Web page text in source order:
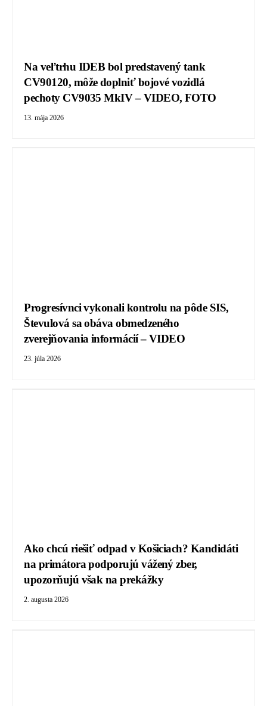
Na veľtrhu IDEB bol predstavený tank
CV90120, môže doplniť bojové vozidlá
pechoty CV9035 MkIV – VIDEO, FOTO
13. mája 2026
Progresívnci vykonali kontrolu na pôde SIS,
Števulová sa obáva obmedzeného
zverejňovania informácií – VIDEO
23. júla 2026
Ako chcú riešiť odpad v Košiciach? Kandidáti
na primátora podporujú vážený zber,
upozorňujú však na prekážky
2. augusta 2026